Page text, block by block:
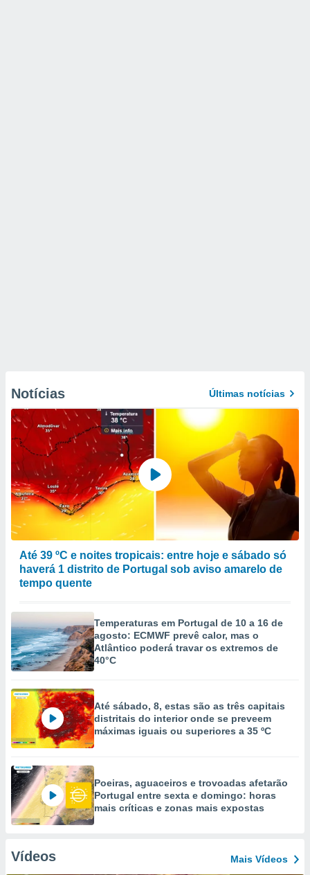
Notícias Últimas notícias
Até 39 ºC e noites tropicais: entre hoje e sábado só
haverá 1 distrito de Portugal sob aviso amarelo de
tempo quente
Temperaturas em Portugal de 10 a 16 de
agosto: ECMWF prevê calor, mas o
Atlântico poderá travar os extremos de
40°C
Até sábado, 8, estas são as três capitais
distritais do interior onde se preveem
máximas iguais ou superiores a 35 ºC
Poeiras, aguaceiros e trovoadas afetarão
Portugal entre sexta e domingo: horas
mais críticas e zonas mais expostas
Vídeos Mais Vídeos